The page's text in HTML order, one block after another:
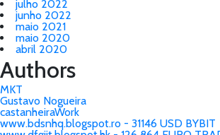
julho 2022
junho 2022
maio 2021
maio 2020
abril 2020
Authors
MKT
Gustavo Nogueira
castanheiraWork
www.bdsnhq.blogspot.ro - 31146 USD BYBIT